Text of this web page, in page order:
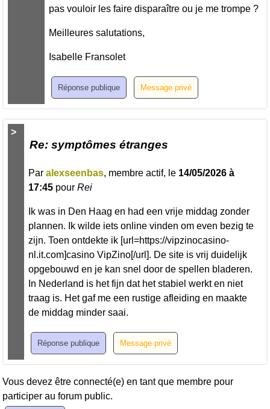
pas vouloir les faire disparaître ou je me trompe ?
Meilleures salutations,
Isabelle Fransolet
>
Re: symptômes étranges
Paralexseenbas, membre actif, le 14/05/2026 à
17:45 pourRei
Ik was in Den Haag en had een vrije middag zonder
plannen. Ik wilde iets online vinden om even bezig te
zijn. Toen ontdekte ik [url=https://vipzinocasino-
nl.it.com]casino VipZino[/url]. De site is vrij duidelijk
opgebouwd en je kan snel door de spellen bladeren.
In Nederland is het fijn dat het stabiel werkt en niet
traag is. Het gaf me een rustige afleiding en maakte
de middag minder saai.
Vous devez être connecté(e) en tant que membre pour
participer au forum public.